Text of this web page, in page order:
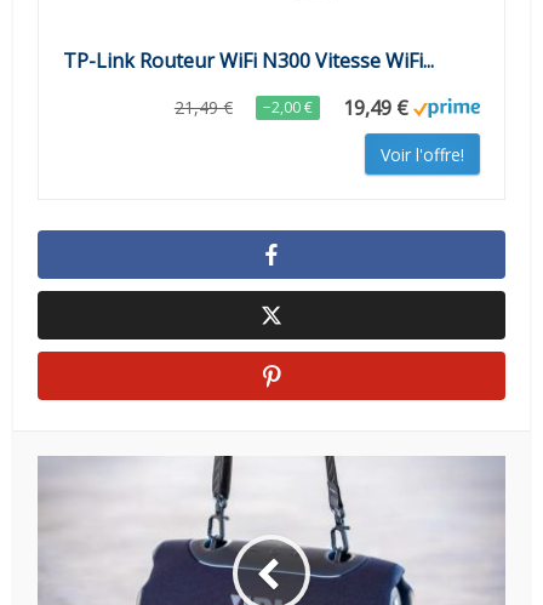
TP-Link Routeur WiFi N300 Vitesse WiFi...
21,49 € −2,00 € 19,49 €
Voir l'offre!